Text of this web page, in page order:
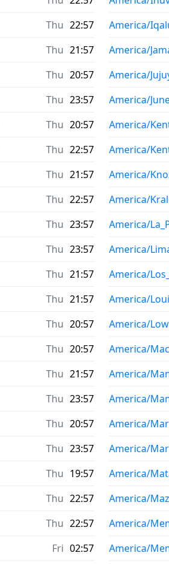
Thu 22:57
Thu 21:57
Thu 20:57
Thu 23:57
Thu 20:57
Thu 22:57
Thu 21:57
Thu 22:57
Thu 23:57
Thu 23:57
Thu 21:57
Thu 21:57
Thu 20:57
Thu 20:57
Thu 21:57
Thu 23:57
Thu 20:57
Thu 23:57
Thu 19:57
Thu 22:57
Thu 22:57
Fri 02:57
America/
America/
America/
America/
America/
America/
America/
America/
America/
America/
America/
America/
America/
America/
America/
America/
America/
America/
America/
America/
America/
America/